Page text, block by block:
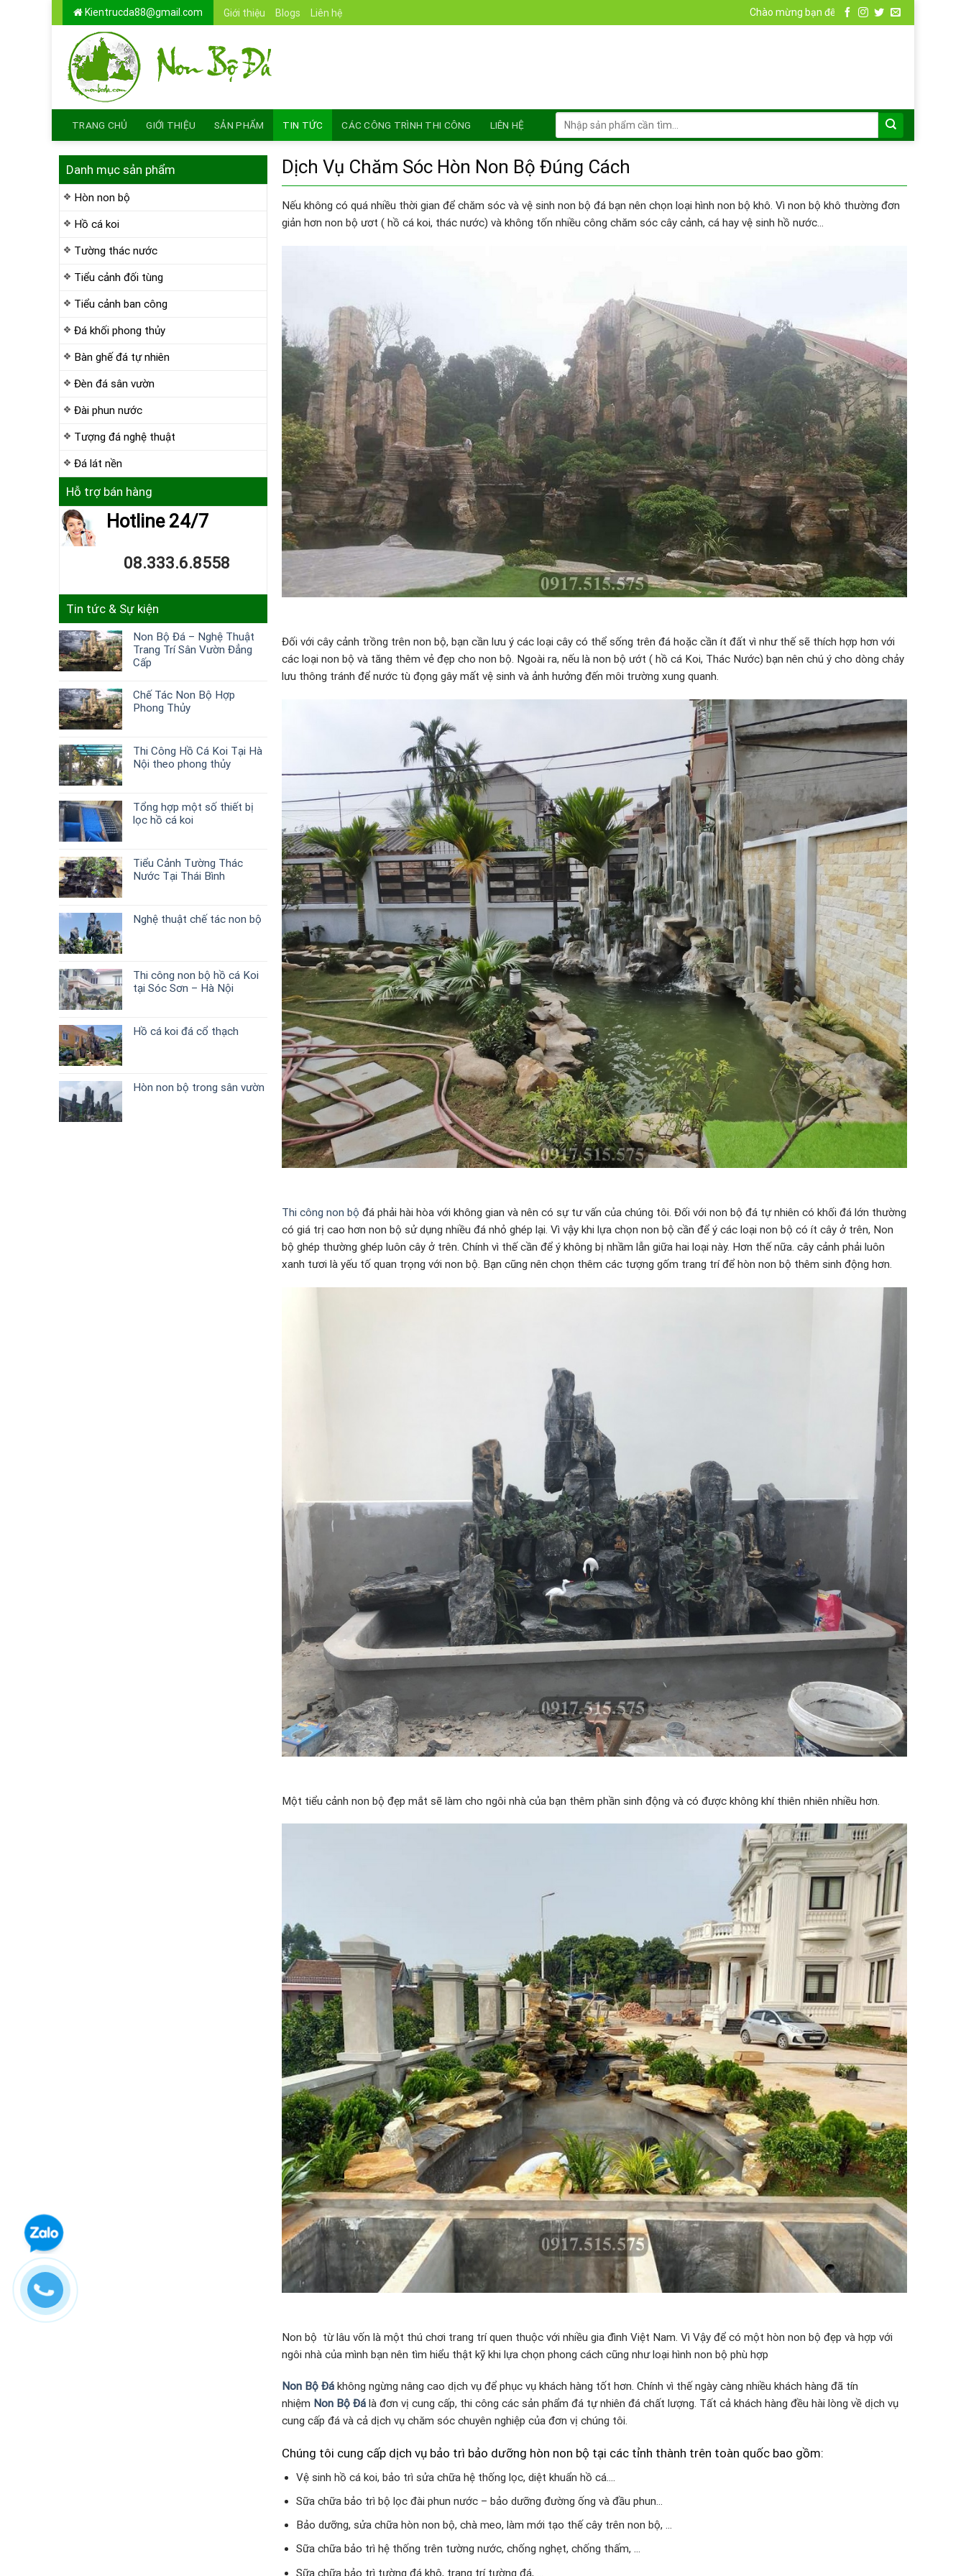
to
content
Kientrucda88@gmail.com Giới thiệu Blogs Liên hệ Chào mừng bạn đến với Non Bộ Đá
TRANG CHỦ GIỚI THIỆU SẢN PHẨM TIN TỨC CÁC CÔNG TRÌNH THI CÔNG LIÊN HỆ
kiếm:
Danh mục sản phẩm
Hòn non bộ
Hồ cá koi
Tường thác nước
Tiểu cảnh đối tùng
Tiểu cảnh ban công
Đá khối phong thủy
Bàn ghế đá tự nhiên
Đèn đá sân vườn
Đài phun nước
Tượng đá nghệ thuật
Đá lát nền
Hỗ trợ bán hàng
Hotline 24/7
08.333.6.8558
Tin tức & Sự kiện
Non Bộ Đá – Nghệ Thuật
Trang Trí Sân Vườn Đẳng
Cấp
Chế Tác Non Bộ Hợp
Phong Thủy
Thi Công Hồ Cá Koi Tại Hà
Nội theo phong thủy
Tổng hợp một số thiết bị
lọc hồ cá koi
Tiểu Cảnh Tường Thác
Nước Tại Thái Bình
Nghệ thuật chế tác non bộ
Thi công non bộ hồ cá Koi
tại Sóc Sơn – Hà Nội
Hồ cá koi đá cổ thạch
Hòn non bộ trong sân vườn
Dịch Vụ Chăm Sóc Hòn Non Bộ Đúng Cách
Nếu không có quá nhiều thời gian để chăm sóc và vệ sinh non bộ đá bạn nên chọn loại hình non bộ khô. Vì non bộ khô thường đơn
giản hơn non bộ ươt ( hồ cá koi, thác nước) và không tốn nhiều công chăm sóc cây cảnh, cá hay vệ sinh hồ nước…
Đối với cây cảnh trồng trên non bộ, bạn cần lưu ý các loại cây có thể sống trên đá hoặc cần ít đất vì như thế sẽ thích hợp hơn với
các loại non bộ và tăng thêm vẻ đẹp cho non bộ. Ngoài ra, nếu là non bộ ướt ( hồ cá Koi, Thác Nước) bạn nên chú ý cho dòng chảy
lưu thông tránh để nước tù đọng gây mất vệ sinh và ảnh hưởng đến môi trường xung quanh.
Thi công non bộ đá phải hài hòa với không gian và nên có sự tư vấn của chúng tôi. Đối với non bộ đá tự nhiên có khối đá lớn thường
có giá trị cao hơn non bộ sử dụng nhiều đá nhỏ ghép lại. Vì vậy khi lựa chọn non bộ cần để ý các loại non bộ có ít cây ở trên, Non
bộ ghép thường ghép luôn cây ở trên. Chính vì thế cần để ý không bị nhầm lẫn giữa hai loại này. Hơn thế nữa. cây cảnh phải luôn
xanh tươi là yếu tố quan trọng với non bộ. Bạn cũng nên chọn thêm các tượng gốm trang trí để hòn non bộ thêm sinh động hơn.
Một tiểu cảnh non bộ đẹp mắt sẽ làm cho ngôi nhà của bạn thêm phần sinh động và có được không khí thiên nhiên nhiều hơn.
Non bộ từ lâu vốn là một thú chơi trang trí quen thuộc với nhiều gia đình Việt Nam. Vì Vậy để có một hòn non bộ đẹp và hợp với
ngôi nhà của mình bạn nên tìm hiểu thật kỹ khi lựa chọn phong cách cũng như loại hình non bộ phù hợp
Non Bộ Đá không ngừng nâng cao dịch vụ để phục vụ khách hàng tốt hơn. Chính vì thế ngày càng nhiều khách hàng đã tín
nhiệm Non Bộ Đá là đơn vị cung cấp, thi công các sản phẩm đá tự nhiên đá chất lượng. Tất cả khách hàng đều hài lòng về dịch vụ
cung cấp đá và cả dịch vụ chăm sóc chuyên nghiệp của đơn vị chúng tôi.
Chúng tôi cung cấp dịch vụ bảo trì bảo dưỡng hòn non bộ tại các tỉnh thành trên toàn quốc bao gồm:
Vệ sinh hồ cá koi, bảo trì sửa chữa hệ thống lọc, diệt khuẩn hồ cá….
Sữa chữa bảo trì bộ lọc đài phun nước – bảo dưỡng đường ống và đầu phun…
Bảo dưỡng, sửa chữa hòn non bộ, chà meo, làm mới tạo thế cây trên non bộ, …
Sữa chữa bảo trì hệ thống trên tường nước, chống nghẹt, chống thấm, …
Sữa chữa bảo trì tường đá khô, trang trí tường đá, …